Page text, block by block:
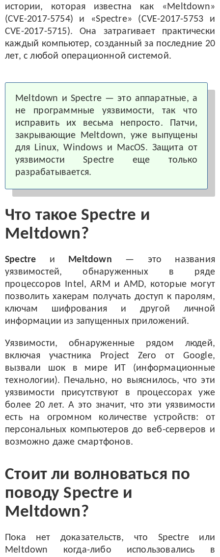
истории, которая известна как «Meltdown»
(CVE-2017-5754) и «Spectre» (CVE-2017-5753 и
CVE-2017-5715). Она затрагивает практически
каждый компьютер, созданный за последние 20
лет, с любой операционной системой.
Meltdown и Spectre — это аппаратные, а
не программные уязвимости, так что
исправить их весьма непросто. Патчи,
закрывающие Meltdown, уже выпущены
для Linux, Windows и MacOS. Защита от
уязвимости Spectre еще только
разрабатывается.
Что такое Spectre и
Meltdown?
Spectre и Meltdown — это названия
уязвимостей, обнаруженных в ряде
процессоров Intel, ARM и AMD, которые могут
позволить хакерам получать доступ к паролям,
ключам шифрования и другой личной
информации из запущенных приложений.
Уязвимости, обнаруженные рядом людей,
включая участника Project Zero от Google,
вызвали шок в мире ИТ (информационные
технологии). Печально, но выяснилось, что эти
уязвимости присутствуют в процессорах уже
более 20 лет. А это значит, что эти уязвимости
есть на огромном количестве устройств: от
персональных компьютеров до веб-серверов и
возможно даже смартфонов.
Стоит ли волноваться по
поводу Spectre и
Meltdown?
Пока нет доказательств, что Spectre или
Meltdown когда-либо использовались в